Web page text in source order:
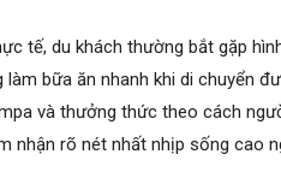
tế, du khách thường bắt gặp
làm bữa ăn nhanh khi di chuyển
và thưởng thức theo cách
nhận rõ nét nhất nhịp sống cao